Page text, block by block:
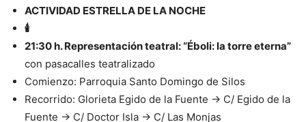
ACTIVIDAD ESTRELLA DE LA NOCHE
🕯️
21:30 h. Representación teatral: “Éboli: la torre eterna”
con pasacalles teatralizado
Comienzo: Parroquia Santo Domingo de Silos
Recorrido: Glorieta Egido de la Fuente → C/ Egido de la
Fuente → C/ Doctor Isla → C/ Las Monjas